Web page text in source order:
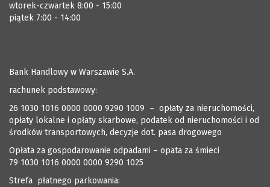
wtorek-czwartek 8:00 - 15:00
piątek 7:00 - 14:00
Bank Handlowy w Warszawie S.A.
rachunek podstawowy:
26 1030 1016 0000 0000 9290 1009 – opłaty za nieruchomości,
opłaty lokalne i opłaty skarbowe, podatek od nieruchomości i od
środków transportowych, decyzje dot. pasa drogowego
Opłata za gospodarowanie odpadami – opata za śmieci
79 1030 1016 0000 0000 9290 1025
Strefa płatnego parkowania: